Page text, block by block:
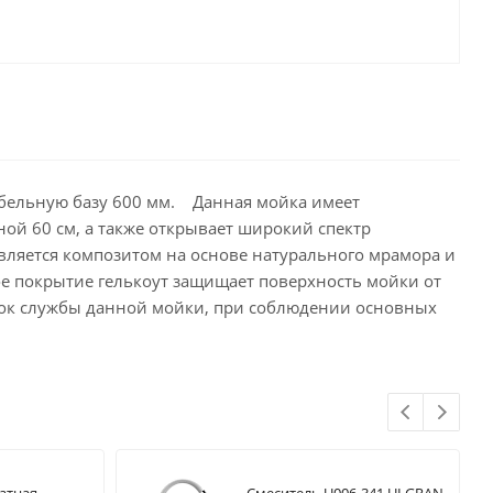
базу 600 мм. Данная мойка имеет
60 см, а также открывает широкий спектр
композитом на основе натурального мрамора и
гелькоут защищает поверхность мойки от
службы данной мойки, при соблюдении основных